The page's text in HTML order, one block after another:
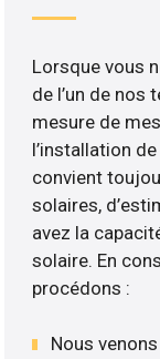
Lorsque vous
de l’un de nos
mesure de
l’installation
convient
solaires,
avez la
solaire. En
procédons :
Nous